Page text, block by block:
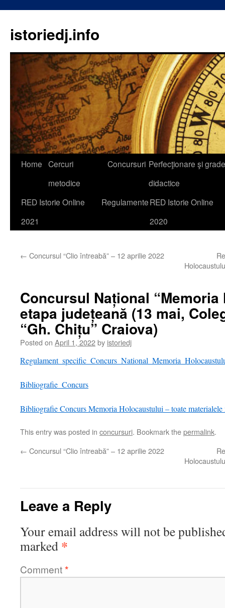
istoriedj.info
Skip
content
Home Cercuri
metodice
Concursuri Perfecţionare şi grade
didactice
RED Istorie Online
2021
RegulamenteRED Istorie Online
2020
← Concursul “Clio întreabă” – 12 aprilie 2022
Concursul Național
etapa județeană (13 mai,
“Gh. Chițu” Craiova)
Posted on April 1, 2022by istoriedj
Bibliografie_Concurs
Bibliografie Concurs Memoria Holocaustului – toate materialele
This entry was posted in concursuri. Bookmark thepermalink.
← Concursul “Clio întreabă” – 12 aprilie 2022
Leave a Reply
Your email address will not be
marked *
Comment*